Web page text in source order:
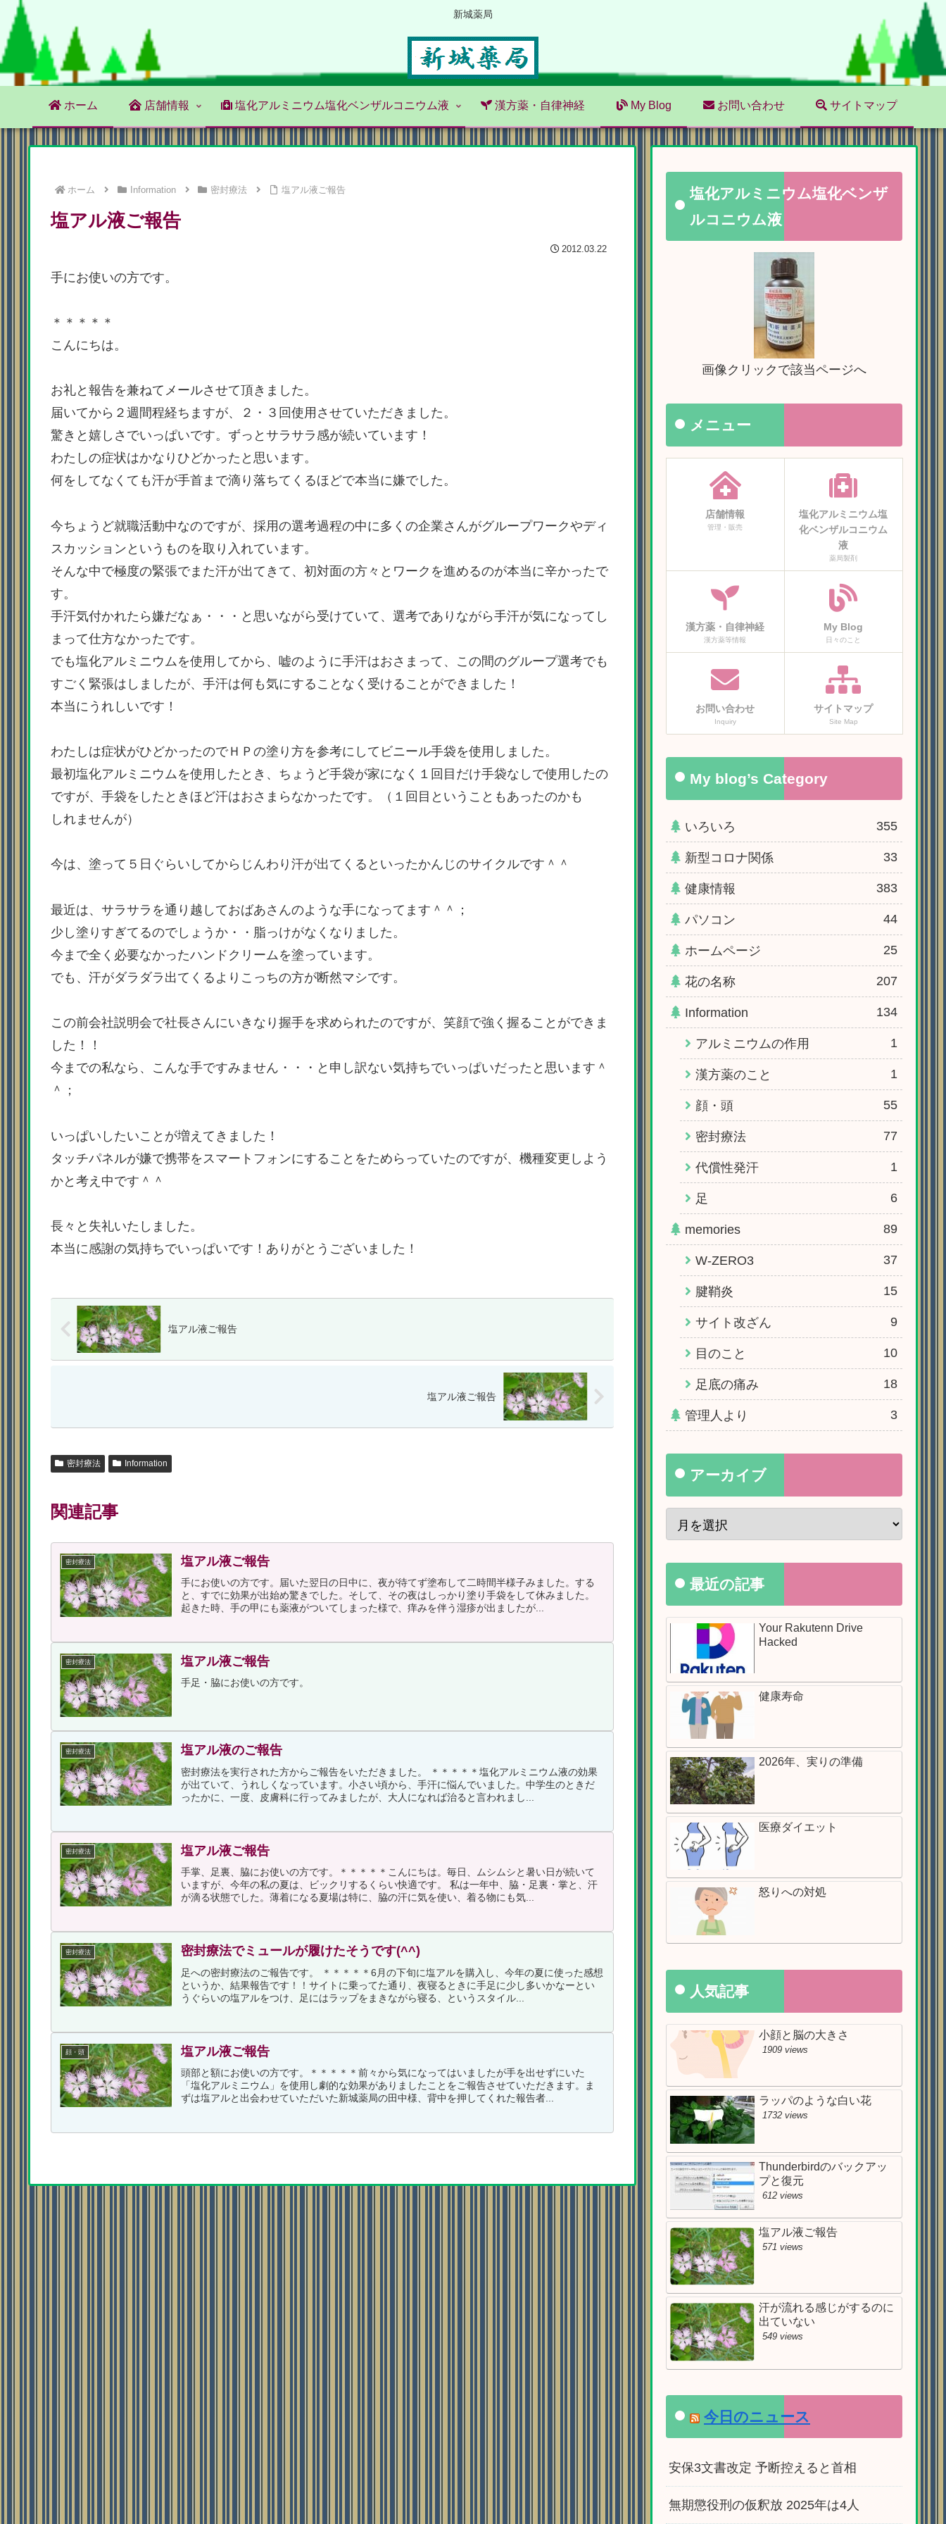
新城薬局
ホーム 店舗情報 塩化アルミニウム塩化ベンザルコニウム液 漢方薬・自律神経 My Blog お問い合わせ サイトマップ
ホーム Information 密封療法 塩アル液ご報告
塩アル液ご報告
2012.03.22
手にお使いの方です。
＊＊＊＊＊
こんにちは。
お礼と報告を兼ねてメールさせて頂きました。
届いてから２週間程経ちますが、２・３回使用させていただきました。
驚きと嬉しさでいっぱいです。ずっとサラサラ感が続いています！
わたしの症状はかなりひどかったと思います。
何をしてなくても汗が手首まで滴り落ちてくるほどで本当に嫌でした。
今ちょうど就職活動中なのですが、採用の選考過程の中に多くの企業さんがグループワークやディ
スカッションというものを取り入れています。
そんな中で極度の緊張でまた汗が出てきて、初対面の方々とワークを進めるのが本当に辛かったで
す。
手汗気付かれたら嫌だなぁ・・・と思いながら受けていて、選考でありながら手汗が気になってし
まって仕方なかったです。
でも塩化アルミニウムを使用してから、嘘のように手汗はおさまって、この間のグループ選考でも
すごく緊張はしましたが、手汗は何も気にすることなく受けることができました！
本当にうれしいです！
わたしは症状がひどかったのでＨＰの塗り方を参考にしてビニール手袋を使用しました。
最初塩化アルミニウムを使用したとき、ちょうど手袋が家になく１回目だけ手袋なしで使用したの
ですが、手袋をしたときほど汗はおさまらなかったです。（１回目ということもあったのかも
しれませんが）
今は、塗って５日ぐらいしてからじんわり汗が出てくるといったかんじのサイクルです＾＾
最近は、サラサラを通り越しておばあさんのような手になってます＾＾；
少し塗りすぎてるのでしょうか・・脂っけがなくなりました。
今まで全く必要なかったハンドクリームを塗っています。
でも、汗がダラダラ出てくるよりこっちの方が断然マシです。
この前会社説明会で社長さんにいきなり握手を求められたのですが、笑顔で強く握ることができま
した！！
今までの私なら、こんな手ですみません・・・と申し訳ない気持ちでいっぱいだったと思います＾
＾；
いっぱいしたいことが増えてきました！
タッチパネルが嫌で携帯をスマートフォンにすることをためらっていたのですが、機種変更しよう
かと考え中です＾＾
長々と失礼いたしました。
本当に感謝の気持ちでいっぱいです！ありがとうございました！
塩アル液ご報告
塩アル液ご報告
密封療法 Information
関連記事
密封療法 塩アル液ご報告
手にお使いの方です。届いた翌日の日中に、夜が待てず塗布して二時間半様子みました。する
と、すでに効果が出始め驚きでした。そして、その夜はしっかり塗り手袋をして休みました。
起きた時、手の甲にも薬液がついてしまった様で、痒みを伴う湿疹が出ましたが...
密封療法 塩アル液ご報告
手足・脇にお使いの方です。
密封療法 塩アル液のご報告
密封療法を実行された方からご報告をいただきました。 ＊＊＊＊＊塩化アルミニウム液の効果
が出ていて、うれしくなっています。小さい頃から、手汗に悩んでいました。中学生のときだ
ったかに、一度、皮膚科に行ってみましたが、大人になれば治ると言われまし...
密封療法 塩アル液ご報告
手掌、足裏、脇にお使いの方です。＊＊＊＊＊こんにちは。毎日、ムシムシと暑い日が続いて
いますが、今年の私の夏は、ビックリするくらい快適です。 私は一年中、脇・足裏・掌と、汗
が滴る状態でした。薄着になる夏場は特に、脇の汗に気を使い、着る物にも気...
密封療法 密封療法でミュールが履けたそうです(^^)
足への密封療法のご報告です。 ＊＊＊＊＊6月の下旬に塩アルを購入し、今年の夏に使った感想
というか、結果報告です！！サイトに乗ってた通り、夜寝るときに手足に少し多いかなーとい
うぐらいの塩アルをつけ、足にはラップをまきながら寝る、というスタイル...
顔・頭 塩アル液ご報告
頭部と額にお使いの方です。＊＊＊＊＊前々から気になってはいましたが手を出せずにいた
「塩化アルミニウム」を使用し劇的な効果がありましたことをご報告させていただきます。ま
ずは塩アルと出会わせていただいた新城薬局の田中様、背中を押してくれた報告者...
塩化アルミニウム塩化ベンザ
ルコニウム液
画像クリックで該当ページへ
メニュー
店舗情報
管理・販売
塩化アルミニウム塩
化ベンザルコニウム
液
薬局製剤
漢方薬・自律神経
漢方薬等情報
My Blog
日々のこと
お問い合わせ
Inquiry
サイトマップ
Site Map
My blog’s Category
いろいろ 355
新型コロナ関係 33
健康情報 383
パソコン 44
ホームページ 25
花の名称 207
Information 134
アルミニウムの作用 1
漢方薬のこと 1
顔・頭 55
密封療法 77
代償性発汗 1
足 6
memories 89
W-ZERO3 37
腱鞘炎 15
サイト改ざん 9
目のこと 10
足底の痛み 18
管理人より 3
アーカイブ
最近の記事
Your Rakutenn Drive
Hacked
健康寿命
2026年、実りの準備
医療ダイエット
怒りへの対処
人気記事
小顔と脳の大きさ
1909 views
ラッパのような白い花
1732 views
Thunderbirdのバックアッ
プと復元
612 views
塩アル液ご報告
571 views
汗が流れる感じがするのに
出ていない
549 views
今日のニュース
安保3文書改定 予断控えると首相
無期懲役刑の仮釈放 2025年は4人